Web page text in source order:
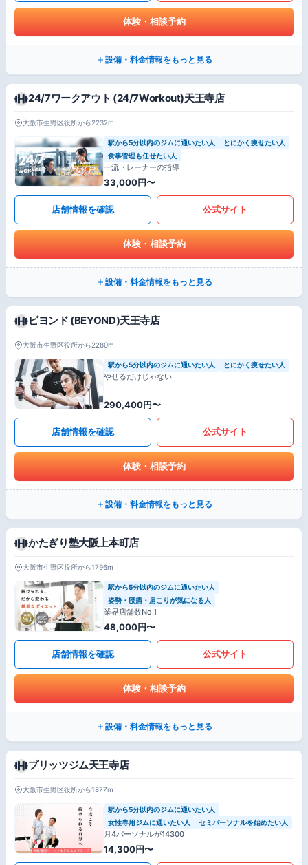
体験・相談予約
設備・料金情報をもっと見る
24/7ワークアウト (24/7Workout)天王寺店
大阪市生野区役所から2232m
駅から5分以内のジムに通いたい人
とにかく痩せたい人
食事管理も任せたい人
一流トレーナーの指導
33,000円〜
店舗情報を確認 公式サイト
体験・相談予約
設備・料金情報をもっと見る
ビヨンド (BEYOND)天王寺店
大阪市生野区役所から2280m
駅から5分以内のジムに通いたい人 とにかく痩せたい人
やせるだけじゃない
290,400円〜
店舗情報を確認 公式サイト
体験・相談予約
設備・料金情報をもっと見る
かたぎり塾大阪上本町店
大阪市生野区役所から1796m
駅から5分以内のジムに通いたい人
姿勢・腰痛・肩こりが気になる人
業界店舗数No.1
48,000円〜
店舗情報を確認 公式サイト
体験・相談予約
設備・料金情報をもっと見る
プリッツジム天王寺店
大阪市生野区役所から1877m
駅から5分以内のジムに通いたい人
女性専用ジムに通いたい人
セミパーソナルを始めたい人
月4パーソナルが14300
14,300円〜